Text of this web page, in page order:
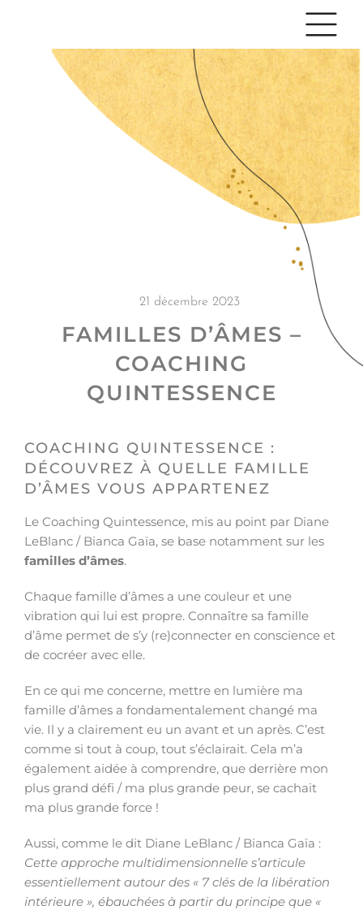
21 décembre 2023
FAMILLES D’ÂMES –
COACHING
QUINTESSENCE
COACHING QUINTESSENCE :
DÉCOUVREZ À QUELLE FAMILLE
D’ÂMES VOUS APPARTENEZ
Le Coaching Quintessence, mis au point par Diane
LeBlanc / Bianca Gaïa, se base notamment sur les
familles d’âmes.
Chaque famille d’âmes a une couleur et une
vibration qui lui est propre. Connaître sa famille
d’âme permet de s’y (re)connecter en conscience et
de cocréer avec elle.
En ce qui me concerne, mettre en lumière ma
famille d’âmes a fondamentalement changé ma
vie. Il y a clairement eu un avant et un après. C’est
comme si tout à coup, tout s’éclairait. Cela m’a
également aidée à comprendre, que derrière mon
plus grand défi / ma plus grande peur, se cachait
ma plus grande force !
Aussi, comme le dit Diane LeBlanc / Bianca Gaïa :
Cette approche multidimensionnelle s’articule
essentiellement autour des « 7 clés de la libération
intérieure », ébauchées à partir du principe que «